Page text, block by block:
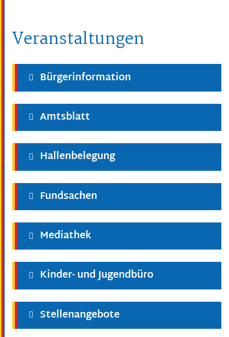
Veranstaltungen
Bürgerinformation
Amtsblatt
Hallenbelegung
Fundsachen
Mediathek
Kinder- und Jugendbüro
Stellenangebote